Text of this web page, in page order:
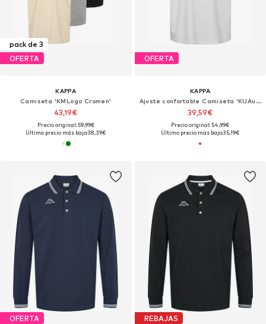
pack de 3
OFERTA
KAPPA
Camiseta 'KMLogo Cromen'
43,19€
Precio original: 59,99€
Último precio más bajo:38,39€
OFERTA
KAPPA
Ajuste confortable Camiseta 'KUAuthentic Sauren'
39,59€
Precio original: 54,99€
Último precio más bajo:35,19€
OFERTA REBAJAS